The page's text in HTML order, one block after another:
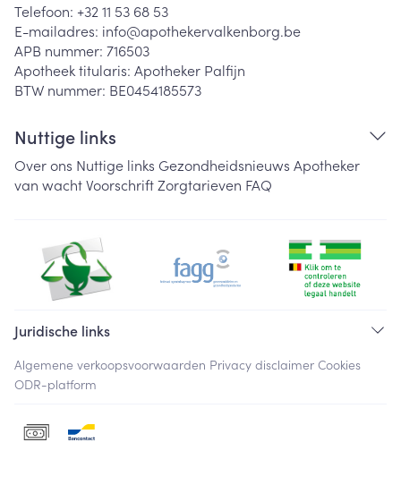
Telefoon: +32 11 53 68 53
E-mailadres: info@apothekervalkenborg.be
APB nummer: 716503
Apotheek titularis: Apotheker Palfijn
BTW nummer: BE0454185573
Nuttige links
Over ons Nuttige links Gezondheidsnieuws Apotheker
van wachtVoorschriftZorgtarieven FAQ
Juridische links
Algemene verkoopsvoorwaarden Privacy disclaimer Cookies
ODR-platform